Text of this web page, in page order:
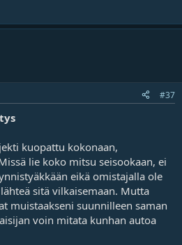
#37
kuopattu kokonaan,
lie koko mitsu seisookaan, ei
eikä omistajalla ole
sitä vilkaisemaan. Mutta
muistaakseni suunnilleen saman
voin mitata kunhan autoa